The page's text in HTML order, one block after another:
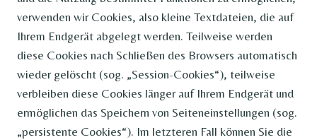
verwenden wir Cookies, also kleine Textdateien, die auf
Ihrem Endgerät abgelegt werden. Teilweise werden
diese Cookies nach Schließen des Browsers automatisch
wieder gelöscht (sog. „Session-Cookies“), teilweise
verbleiben diese Cookies länger auf Ihrem Endgerät und
ermöglichen das Speichern von Seiteneinstellungen (sog.
„persistente Cookies“). Im letzteren Fall können Sie die